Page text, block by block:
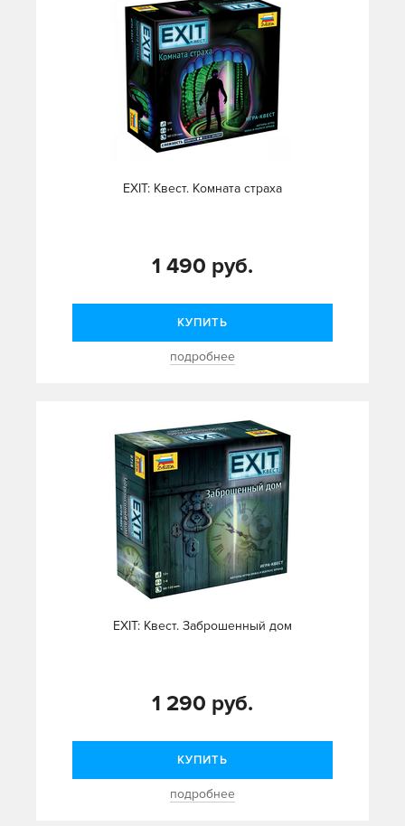
EXIT: Квест. Комната страха
1 490 руб.
КУПИТЬ
подробнее
EXIT: Квест. Заброшенный дом
1 290 руб.
КУПИТЬ
подробнее